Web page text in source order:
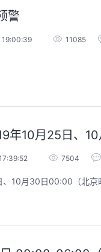
警
11085
年10月25日、
7504
10月30日00:00（北京